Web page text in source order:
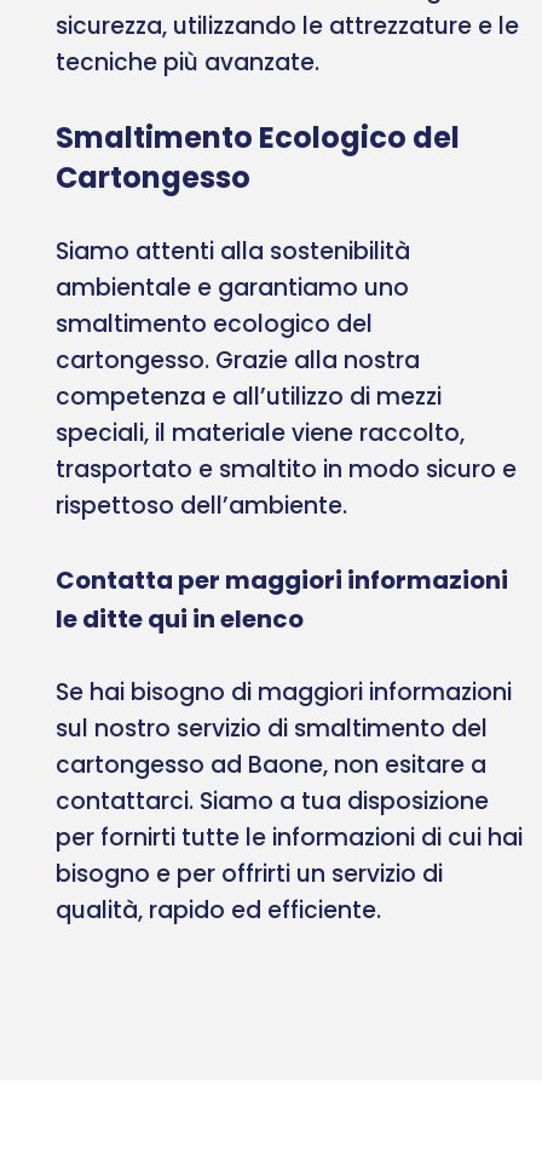
sicurezza, utilizzando le attrezzature e le
tecniche più avanzate.
Smaltimento Ecologico del
Cartongesso
Siamo attenti alla sostenibilità
ambientale e garantiamo uno
smaltimento ecologico del
cartongesso. Grazie alla nostra
competenza e all’utilizzo di mezzi
speciali, il materiale viene raccolto,
trasportato e smaltito in modo sicuro e
rispettoso dell’ambiente.
Contatta per maggiori informazioni
le ditte qui in elenco
Se hai bisogno di maggiori informazioni
sul nostro servizio di smaltimento del
cartongesso ad Baone, non esitare a
contattarci. Siamo a tua disposizione
per fornirti tutte le informazioni di cui hai
bisogno e per offrirti un servizio di
qualità, rapido ed efficiente.